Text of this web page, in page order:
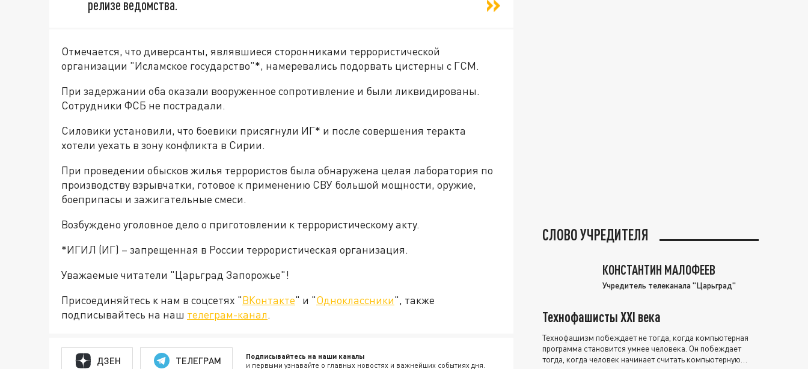
релизе ведомства.
Отмечается, что диверсанты, являвшиеся сторонниками террористической
организации "Исламское государство"*, намеревались подорвать цистерны с ГСМ.
При задержании оба оказали вооруженное сопротивление и были ликвидированы.
Сотрудники ФСБ не пострадали.
Силовики установили, что боевики присягнули ИГ* и после совершения теракта
хотели уехать в зону конфликта в Сирии.
При проведении обысков жилья террористов была обнаружена целая лаборатория по
производству взрывчатки, готовое к применению СВУ большой мощности, оружие,
боеприпасы и зажигательные смеси.
Возбуждено уголовное дело о приготовлении к террористическому акту.
*ИГИЛ (ИГ) – запрещенная в России террористическая организация.
Уважаемые читатели "Царьград Запорожье"!
Присоединяйтесь к нам в соцсетях "ВКонтакте" и "Одноклассники", также
подписывайтесь на наш телеграм-канал.
ДЗЕН ТЕЛЕГРАМ Подписывайтесь на наши каналы
и первыми узнавайте о главных новостях и важнейших событиях дня.
СЛОВО УЧРЕДИТЕЛЯ
КОНСТАНТИН МАЛОФЕЕВ
Учредитель телеканала "Царьград"
Технофашисты XXI века
Технофашизм побеждает не тогда, когда компьютерная
программа становится умнее человека. Он побеждает
тогда, когда человек начинает считать компьютерную